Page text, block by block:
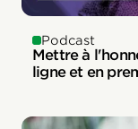
Podcast
Mettre à
ligne et en